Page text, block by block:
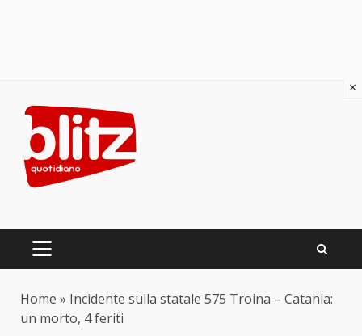
content
PRIMARY
Home » Incidente sulla statale 575 Troina – Catania:
un morto, 4 feriti
×